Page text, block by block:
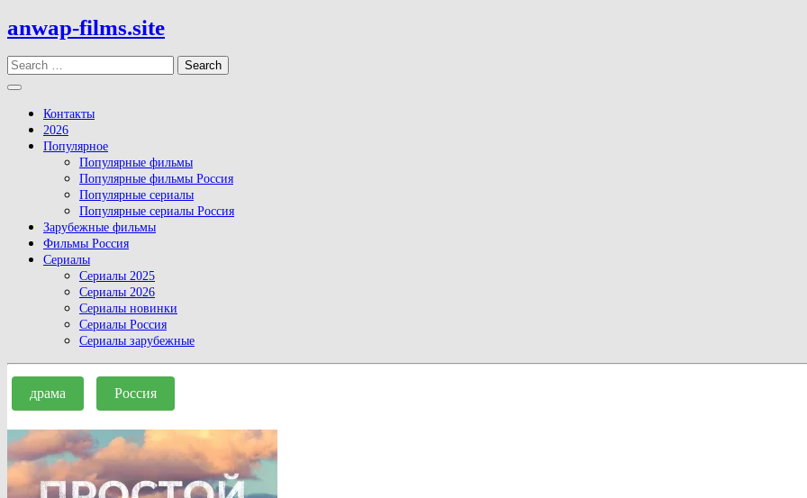
Skip
to
content
anwap-films.site
Search
Open
Button
Контакты
2026
Популярное
Популярные фильмы
Популярные фильмы Россия
Популярные сериалы
Популярные сериалы Россия
Зарубежные фильмы
Фильмы Россия
Сериалы
Сериалы 2025
Сериалы 2026
Сериалы новинки
Сериалы Россия
Сериалы зарубежные
Close
Button
драма Россия